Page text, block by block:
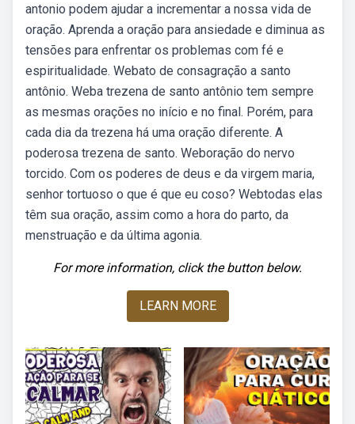
antonio podem ajudar a incrementar a nossa vida de
oração. Aprenda a oração para ansiedade e diminua as
tensões para enfrentar os problemas com fé e
espiritualidade. Webato de consagração a santo
antônio. Weba trezena de santo antônio tem sempre
as mesmas orações no início e no final. Porém, para
cada dia da trezena há uma oração diferente. A
poderosa trezena de santo. Weboração do nervo
torcido. Com os poderes de deus e da virgem maria,
senhor tortuoso o que é que eu coso? Webtodas elas
têm sua oração, assim como a hora do parto, da
menstruação e da última agonia.
For more information, click the button below.
LEARN MORE